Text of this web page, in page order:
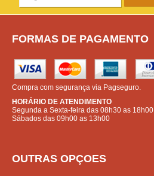
FORMAS DE PAGAMENTO
Compra com segurança via Pagseguro.
HORÁRIO DE ATENDIMENTO
Segunda a Sexta-feira das 08h30 as 18h00
Sábados das 09h00 as 13h00
OUTRAS OPÇOES